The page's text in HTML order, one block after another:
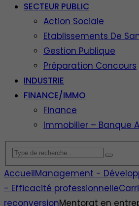
SECTEUR PUBLIC
Action Sociale
Etablissements De
Gestion Publique
Préparation Concours
INDUSTRIE
FINANCE/IMMO
Finance
Immobilier – Banque
AccueilManagement -
- Efficacité professionnelle
reconversionMentorat en